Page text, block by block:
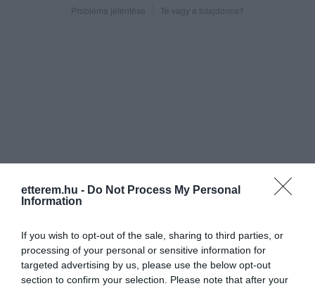
etterem.hu - Do Not Process My Personal
Information
If you wish to opt-out of the sale, sharing to third parties, or
processing of your personal or sensitive information for
targeted advertising by us, please use the below opt-out
section to confirm your selection. Please note that after your
Probléma jelentése Te vagy a tulajdonos?